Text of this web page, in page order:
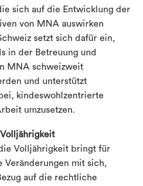
sich auf die Entwicklung der
von MNA auswirken
setzt sich dafür ein,
in der Betreuung und
MNA schweizweit
und unterstützt
kindeswohlzentrierte
umzusetzen.
Volljährigkeit bringt für
Veränderungen mit sich,
auf die rechtliche